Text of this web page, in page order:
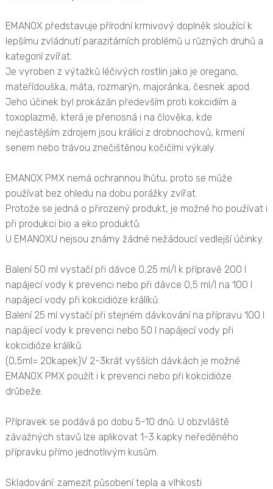
EMANOX představuje přírodní krmivový doplněk sloužící k
lepšímu zvládnutí parazitárních problémů u různých druhů a
kategorií zvířat.
Je vyroben z výtažků léčivých rostlin jako je oregano,
mateřídouška, máta, rozmarýn, majoránka, česnek apod.
Jeho účinek byl prokázán především proti kokcidiím a
toxoplazmě, která je přenosná i na člověka, kde
nejčastějším zdrojem jsou králíci z drobnochovů, krmení
senem nebo trávou znečištěnou kočičími výkaly.
EMANOX PMX nemá ochrannou lhůtu, proto se může
používat bez ohledu na dobu porážky zvířat.
Protože se jedná o přirozený produkt, je možné ho používat i
při produkci bio a eko produktů.
U EMANOXU nejsou známy žádné nežádoucí vedlejší účinky.
Balení 50 ml vystačí při dávce 0,25 ml/l k přípravě 200 l
napájecí vody k prevenci nebo při dávce 0,5 ml/l na 100 l
napájecí vody při kokcidióze králíků.
Balení 25 ml vystačí při stejném dávkování na přípravu 100 l
napájecí vody k prevenci nebo 50 l napájecí vody při
kokcidióze králíků.
(0,5ml= 20kapek)V 2-3krát vyšších dávkách je možné
EMANOX PMX použít i k prevenci nebo při kokcidióze
drůbeže.
Přípravek se podává po dobu 5-10 dnů. U obzvláště
závažných stavů lze aplikovat 1-3 kapky neředěného
přípravku přímo jednotlivým kusům.
Skladování: zamezit působení tepla a vlhkosti